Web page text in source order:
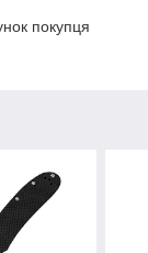
покупця